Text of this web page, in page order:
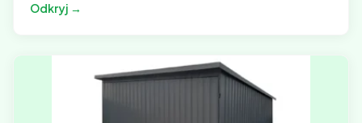
Odkryj →